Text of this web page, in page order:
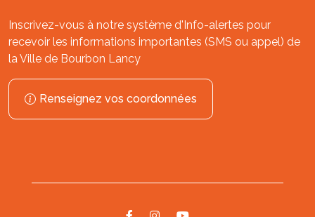
Inscrivez-vous à notre système d'Info-alertes pour
recevoir les informations importantes (SMS ou appel) de
la Ville de Bourbon Lancy
Renseignez vos coordonnées